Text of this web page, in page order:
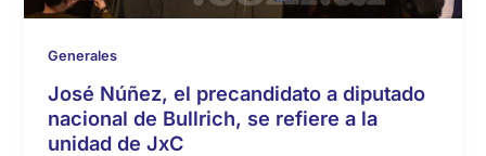
Generales
José Núñez, el precandidato a diputado
nacional de Bullrich, se refiere a la
unidad de JxC